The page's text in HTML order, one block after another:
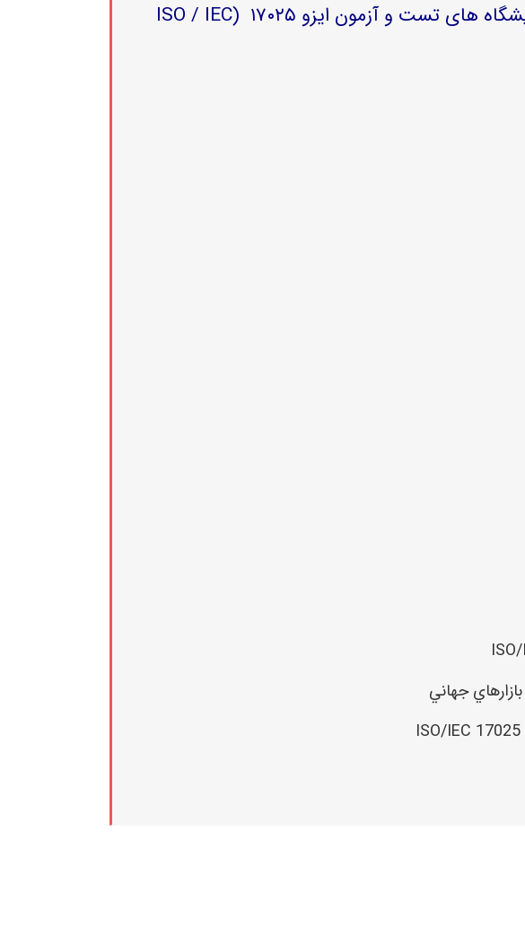
سرفصل های دوره آموزشی الزامات و ممیزی سیستم مدیریت کیفیت آزمایشگاه های تست و آزمون ایزو ۱۷۰۲۵ (ISO / IEC